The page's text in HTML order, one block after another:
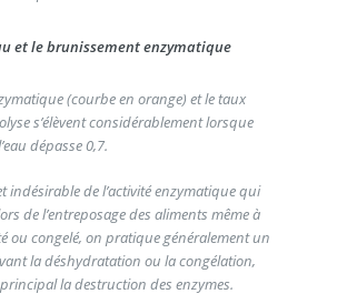
et le brunissement enzymatique
(courbe en orange) et le taux
s’élèvent considérablement lorsque
dépasse 0,7.
indésirable de l’activité enzymatique qui
de l’entreposage des aliments même à
ou congelé, on pratique généralement un
la déshydratation ou la congélation,
la destruction des enzymes.